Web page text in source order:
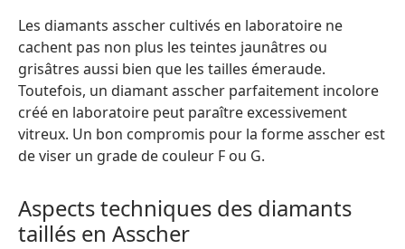
Les diamants asscher cultivés en laboratoire ne
cachent pas non plus les teintes jaunâtres ou
grisâtres aussi bien que les tailles émeraude.
Toutefois, un diamant asscher parfaitement incolore
créé en laboratoire peut paraître excessivement
vitreux. Un bon compromis pour la forme asscher est
de viser un grade de couleur F ou G.
Aspects techniques des diamants
taillés en Asscher